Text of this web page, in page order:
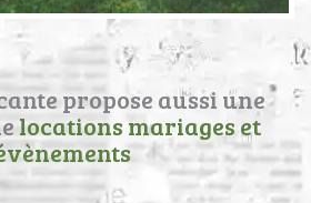
propose aussi une
locations mariages et